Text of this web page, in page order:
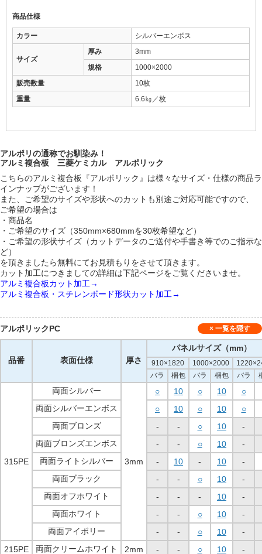
商品仕様
カラー シルバーエンボス
サイズ
厚み
3mm
規格
1000×2000
販売数量
10枚
重量
6.6㎏／枚
アルポリの通称でお馴染み！
アルミ複合板 三菱ケミカル アルポリック
こちらのアルミ複合板『アルポリック』は様々なサイズ・仕様の商品ラ
インナップがございます！
また、ご希望のサイズや形状へのカットも別途ご対応可能ですので、
ご希望の場合は
・商品名
・ご希望のサイズ（350mm×680mmを30枚希望など）
・ご希望の形状サイズ（カットデータのご送付や手書き等でのご指示な
ど）
を頂きましたら無料にてお見積もりをさせて頂きます。
カット加工につきましての詳細は下記ページをご覧くださいませ。
アルミ複合板カット加工→
アルミ複合板・スチレンボード形状カット加工→
アルポリックPC
品番 表面仕様 厚さ
パネルサイズ（mm）
910×1820 1000×2000
バラ
梱包 バラ 梱包 バラ
315PE
両面シルバー
3mm
○ 10 ○ 10
○
両面シルバーエンボス
○ 10 ○ 10
○
両面ブロンズ
- - ○ 10
-
両面ブロンズエンボス
- - ○ 10
-
両面ライトシルバー
- 10 - 10
-
両面ブラック
- - ○ 10
-
両面オフホワイト
- - - 10
-
両面ホワイト
- - ○ 10
-
両面アイボリー
- - ○ 10
-
215PE
両面クリームホワイト 2mm - - ○ 10 -